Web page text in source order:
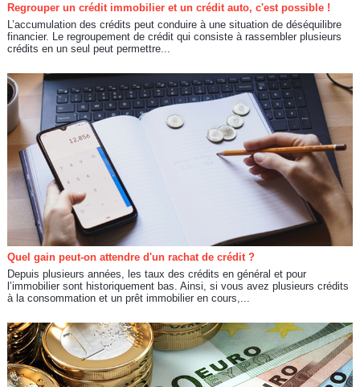
Regrouper un crédit immobilier et un crédit auto, c'est possible !
L’accumulation des crédits peut conduire à une situation de déséquilibre
financier. Le regroupement de crédit qui consiste à rassembler plusieurs
crédits en un seul peut permettre...
Quel gain peut-on attendre d'un rachat de crédit ?
Depuis plusieurs années, les taux des crédits en général et pour
l’immobilier sont historiquement bas. Ainsi, si vous avez plusieurs crédits
à la consommation et un prêt immobilier en cours,...